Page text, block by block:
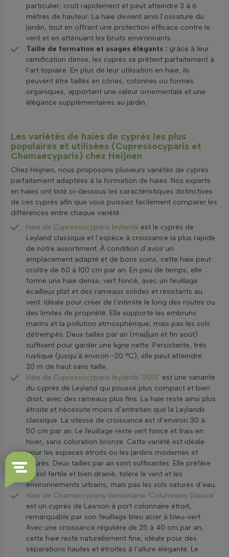
particulier, croît rapidement et peut atteindre 3 à 6
mètres de hauteur. La haie devient ainsi l’ossature du
jardin, tout en offrant une protection efficace contre le
vent et en atténuant les bruits environnants.
Taille de formation et usages élégants : grâce à leur
ramification dense, les cyprès se prêtent parfaitement à
l’art topiaire. En plus de leur utilisation en haie, ils
peuvent être taillés en cônes, colonnes ou formes
organiques, apportant une valeur ornementale et une
élégance supplémentaires au jardin.
Les variétés de haies de cyprès les plus
populaires et utilisées (Cupressocyparis et
Chamaecyparis) chez Heijnen
Chez Heijnen, nous proposons plusieurs variétés de cyprès
parfaitement adaptées à la formation de haies. Nos experts
en haies ont listé ci-dessous les caractéristiques distinctives
de ces cyprès afin que vous puissiez facilement comparer les
différences entre chaque variété :
Haie de Cupressocyparis leylandii est le cyprès de
Leyland classique et l’espèce à croissance la plus rapide
de notre assortiment. À condition d’avoir un
emplacement adapté et de bons soins, cette haie peut
croître de 60 à 100 cm par an. En peu de temps, elle
forme une haie dense, vert foncé, avec un feuillage
écailleux plat et des rameaux solides et résistants au
vent. Idéale pour créer de l’intimité le long des routes ou
des limites de propriété. Elle supporte les embruns
marins et la pollution atmosphérique, mais pas les sols
détrempés. Deux tailles par an (mai/juin et fin août)
suffisent pour garder une ligne nette. Persistante, très
rustique (jusqu’à environ −20 °C), elle peut atteindre
20 m de haut sans taille.
Haie de Cupressocyparis leylandii ‘2001’ est une variante
du cyprès de Leyland qui pousse plus compact et bien
droit, avec des rameaux plus fins. La haie reste ainsi plus
étroite et nécessite moins d’entretien que la Leylandii
classique. La vitesse de croissance est d’environ 30 à
50 cm par an. Le feuillage reste vert foncé et frais en
hiver, sans coloration bronze. Cette variété est idéale
pour les espaces étroits ou les jardins modernes et
épurés. Deux tailles par an sont suffisantes. Elle préfère
un sol fertile et bien drainé, tolère le vent et les
environnements urbains, mais pas les sols saturés d’eau.
Haie de Chamaecyparis lawsoniana ‘Columnaris Glauca’
est un cyprès de Lawson à port colonnaire étroit,
remarquable par son feuillage bleu acier à bleu-vert.
Avec une croissance régulière de 25 à 40 cm par an,
cette haie reste naturellement fine, idéale pour des
séparations hautes et étroites à l’allure élégante. Le